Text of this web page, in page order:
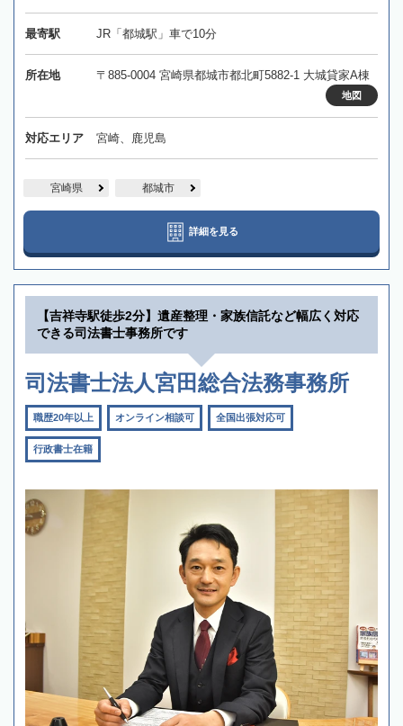
最寄駅 JR「都城駅」車で10分
所在地 〒885-0004 宮崎県都城市都北町5882-1 大城貸家A棟
地図
対応エリア 宮崎、鹿児島
宮崎県 都城市
詳細を見る
【吉祥寺駅徒歩2分】遺産整理・家族信託など幅広く対応
できる司法書士事務所です
司法書士法人宮田総合法務事務所
職歴20年以上 オンライン相談可 全国出張対応可
行政書士在籍